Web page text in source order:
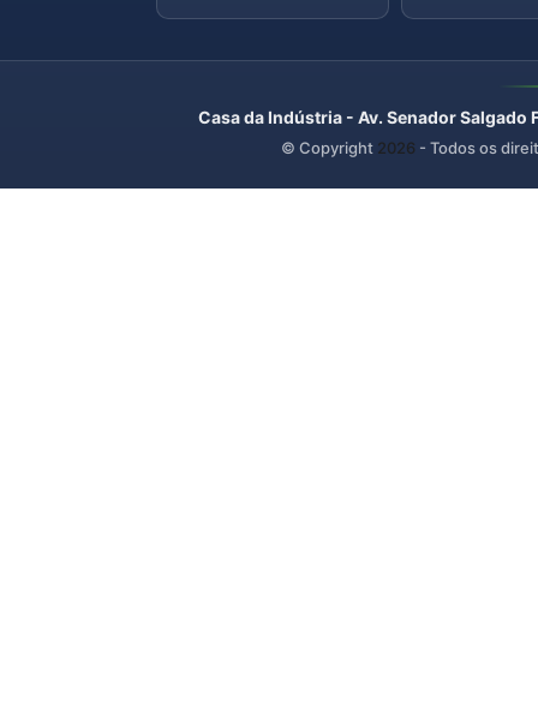
Casa da Indústria - Av. Senador
© Copyright 2026 - Todos os